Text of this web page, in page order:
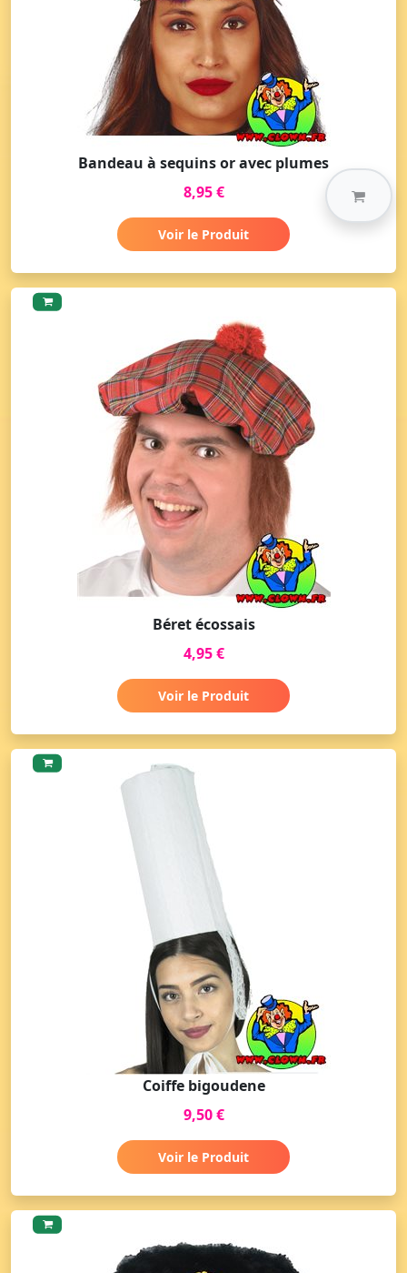
Bandeau à sequins or avec plumes
8,95 €
Voir le Produit
Béret écossais
4,95 €
Voir le Produit
Coiffe bigoudene
9,50 €
Voir le Produit